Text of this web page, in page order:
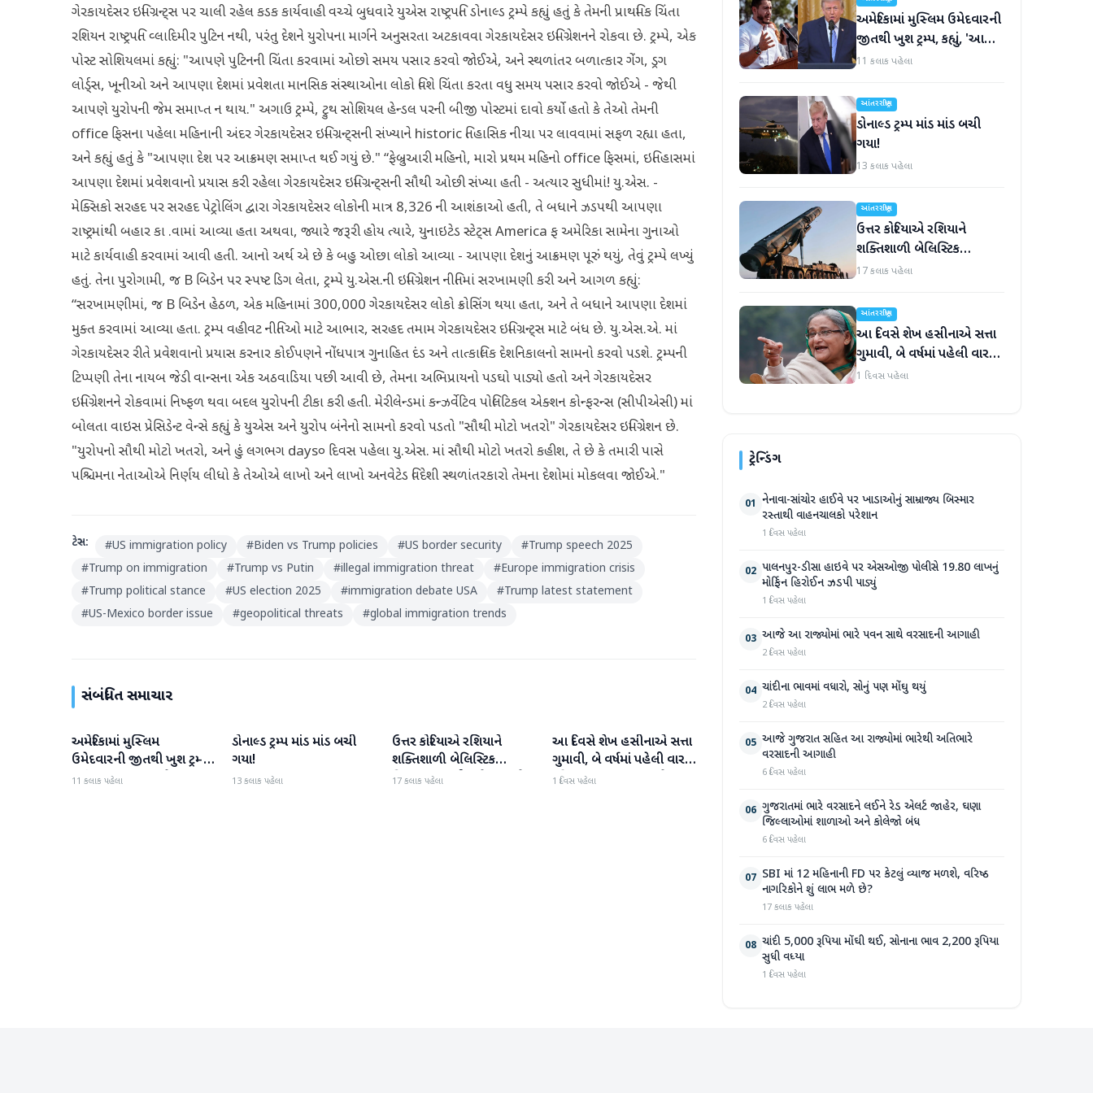
ગેરકાયદેસર ઇમિગ્રન્ટ્સ પર ચાલી રહેલ કડક કાર્યવાહી વચ્ચે બુધવારે યુએસ રાષ્ટ્રપતિ ડોનાલ્ડ ટ્રમ્પે કહ્યું હતું કે તેમની પ્રાથમિક ચિંતા
રશિયન રાષ્ટ્રપતિ વ્લાદિમીર પુટિન નથી, પરંતુ દેશને યુરોપના માર્ગને અનુસરતા અટકાવવા ગેરકાયદેસર ઇમિગ્રેશનને રોકવા છે. ટ્રમ્પે, એક
પોસ્ટ સોશિયલમાં કહ્યું: "આપણે પુટિનની ચિંતા કરવામાં ઓછો સમય પસાર કરવો જોઈએ, અને સ્થળાંતર બળાત્કાર ગેંગ, ડ્રગ
લોર્ડ્સ, ખૂનીઓ અને આપણા દેશમાં પ્રવેશતા માનસિક સંસ્થાઓના લોકો વિશે ચિંતા કરતા વધુ સમય પસાર કરવો જોઈએ - જેથી
આપણે યુરોપની જેમ સમાપ્ત ન થાય." અગાઉ ટ્રમ્પે, ટ્રુથ સોશિયલ હેન્ડલ પરની બીજી પોસ્ટમાં દાવો કર્યો હતો કે તેઓ તેમની
office ફિસના પહેલા મહિનાની અંદર ગેરકાયદેસર ઇમિગ્રન્ટ્સની સંખ્યાને historic તિહાસિક નીચા પર લાવવામાં સફળ રહ્યા હતા,
અને કહ્યું હતું કે "આપણા દેશ પર આક્રમણ સમાપ્ત થઈ ગયું છે." “ફેબ્રુઆરી મહિનો, મારો પ્રથમ મહિનો office ફિસમાં, ઇતિહાસમાં
આપણા દેશમાં પ્રવેશવાનો પ્રયાસ કરી રહેલા ગેરકાયદેસર ઇમિગ્રન્ટ્સની સૌથી ઓછી સંખ્યા હતી - અત્યાર સુધીમાં! યુ.એસ. -
મેક્સિકો સરહદ પર સરહદ પેટ્રોલિંગ દ્વારા ગેરકાયદેસર લોકોની માત્ર 8,326 ની આશંકાઓ હતી, તે બધાને ઝડપથી આપણા
રાષ્ટ્રમાંથી બહાર કા .વામાં આવ્યા હતા અથવા, જ્યારે જરૂરી હોય ત્યારે, યુનાઇટેડ સ્ટેટ્સ America ફ અમેરિકા સામેના ગુનાઓ
માટે કાર્યવાહી કરવામાં આવી હતી. આનો અર્થ એ છે કે બહુ ઓછા લોકો આવ્યા - આપણા દેશનું આક્રમણ પૂરું થયું, તેવું ટ્રમ્પે લખ્યું
હતું. તેના પુરોગામી, જ B બિડેન પર સ્પષ્ટ ડિગ લેતા, ટ્રમ્પે યુ.એસ.ની ઇમિગ્રેશન નીતિમાં સરખામણી કરી અને આગળ કહ્યું:
“સરખામણીમાં, જ B બિડેન હેઠળ, એક મહિનામાં 300,000 ગેરકાયદેસર લોકો ક્રોસિંગ થયા હતા, અને તે બધાને આપણા દેશમાં
મુક્ત કરવામાં આવ્યા હતા. ટ્રમ્પ વહીવટ નીતિઓ માટે આભાર, સરહદ તમામ ગેરકાયદેસર ઇમિગ્રન્ટ્સ માટે બંધ છે. યુ.એસ.એ. માં
ગેરકાયદેસર રીતે પ્રવેશવાનો પ્રયાસ કરનાર કોઈપણને નોંધપાત્ર ગુનાહિત દંડ અને તાત્કાલિક દેશનિકાલનો સામનો કરવો પડશે. ટ્રમ્પની
ટિપ્પણી તેના નાયબ જેડી વાન્સના એક અઠવાડિયા પછી આવી છે, તેમના અભિપ્રાયનો પડઘો પાડ્યો હતો અને ગેરકાયદેસર
ઇમિગ્રેશનને રોકવામાં નિષ્ફળ થવા બદલ યુરોપની ટીકા કરી હતી. મેરીલેન્ડમાં કન્ઝર્વેટિવ પોલિટિકલ એક્શન કોન્ફરન્સ (સીપીએસી) માં
બોલતા વાઇસ પ્રેસિડેન્ટ વેન્સે કહ્યું કે યુએસ અને યુરોપ બંનેનો સામનો કરવો પડતો "સૌથી મોટો ખતરો" ગેરકાયદેસર ઇમિગ્રેશન છે.
"યુરોપનો સૌથી મોટો ખતરો, અને હું લગભગ days૦ દિવસ પહેલા યુ.એસ. માં સૌથી મોટો ખતરો કહીશ, તે છે કે તમારી પાસે
પશ્ચિમના નેતાઓએ નિર્ણય લીધો કે તેઓએ લાખો અને લાખો અનવેટેડ વિદેશી સ્થળાંતરકારો તેમના દેશોમાં મોકલવા જોઈએ."
ટેગ્સ: #US immigration policy #Biden vs Trump policies #US border security #Trump speech 2025
#Trump on immigration #Trump vs Putin #illegal immigration threat #Europe immigration crisis
#Trump political stance #US election 2025 #immigration debate USA #Trump latest statement
#US-Mexico border issue #geopolitical threats #global immigration trends
સંબંધિત સમાચાર
આંતરરાષ્ટ્રીય
અમેરિકામાં મુસ્લિમ
ઉમેદવારની જીતથી ખુશ ટ્રમ્પ,
કહ્યું, 'આ અમારા માટે સારા
11 કલાક પહેલા
આંતરરાષ્ટ્રીય
ડોનાલ્ડ ટ્રમ્પ માંડ માંડ બચી
ગયા!
13 કલાક પહેલા
આંતરરાષ્ટ્રીય
ઉત્તર કોરિયાએ રશિયાને
શક્તિશાળી બેલિસ્ટિક
મિસાઇલ આપી, યુક્રેન ગુસ્સે
17 કલાક પહેલા
આંતરરાષ્ટ્રીય
આ દિવસે શેખ હસીનાએ સત્તા
ગુમાવી, બે વર્ષમાં પહેલી વાર
દુનિયા સમક્ષ હાજર થશે
1 દિવસ પહેલા
અમેરિકામાં મુસ્લિમ ઉમેદવારની
જીતથી ખુશ ટ્રમ્પ, કહ્યું, 'આ
અમારા માટે સારા સમાચાર છે'
11 કલાક પહેલા
આંતરરાષ્ટ્રીય
ડોનાલ્ડ ટ્રમ્પ માંડ માંડ બચી
ગયા!
13 કલાક પહેલા
આંતરરાષ્ટ્રીય
ઉત્તર કોરિયાએ રશિયાને
શક્તિશાળી બેલિસ્ટિક
મિસાઇલ આપી, યુક્રેન ગુસ્સે
17 કલાક પહેલા
આંતરરાષ્ટ્રીય
આ દિવસે શેખ હસીનાએ સત્તા
ગુમાવી, બે વર્ષમાં પહેલી વાર
દુનિયા સમક્ષ હાજર થશે
1 દિવસ પહેલા
ટ્રેન્ડિંગ
01 નેનાવા-સાંચોર હાઈવે પર ખાડાઓનું સામ્રાજ્ય બિસ્માર
રસ્તાથી વાહનચાલકો પરેશાન
1 દિવસ પહેલા
02 પાલનપુર-ડીસા હાઇવે પર એસઓજી પોલીસે 19.80 લાખનું
મોર્ફિન હિરોઈન ઝડપી પાડ્યું
1 દિવસ પહેલા
03 આજે આ રાજ્યોમાં ભારે પવન સાથે વરસાદની આગાહી
2 દિવસ પહેલા
04 ચાંદીના ભાવમાં વધારો, સોનું પણ મોંઘુ થયું
2 દિવસ પહેલા
05 આજે ગુજરાત સહિત આ રાજ્યોમાં ભારેથી અતિભારે
વરસાદની આગાહી
6 દિવસ પહેલા
06 ગુજરાતમાં ભારે વરસાદને લઈને રેડ એલર્ટ જાહેર, ઘણા
જિલ્લાઓમાં શાળાઓ અને કોલેજો બંધ
6 દિવસ પહેલા
07 SBI માં 12 મહિનાની FD પર કેટલું વ્યાજ મળશે, વરિષ્ઠ
નાગરિકોને શું લાભ મળે છે?
17 કલાક પહેલા
08 ચાંદી 5,000 રૂપિયા મોંઘી થઈ, સોનાના ભાવ 2,200 રૂપિયા
સુધી વધ્યા
1 દિવસ પહેલા